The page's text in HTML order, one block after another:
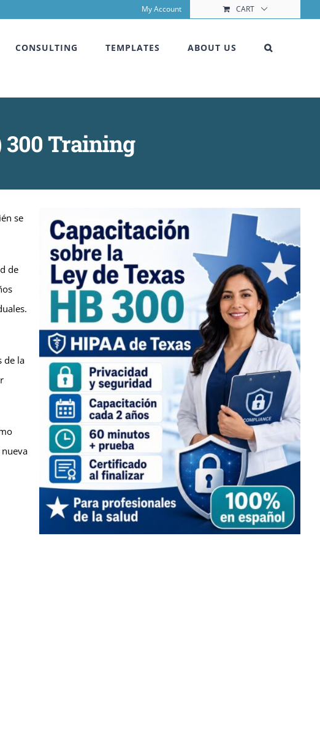
My Account CART
CONSULTING TEMPLATES ABOUT US
300 Training
se
de
de la